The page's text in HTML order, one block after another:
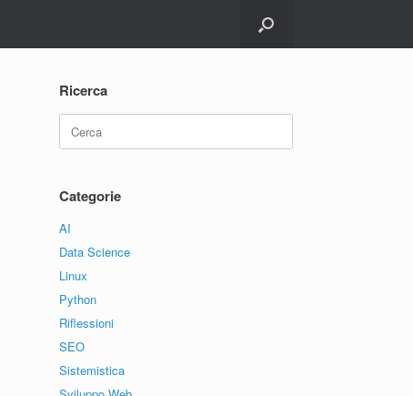
Ricerca
Ricerca
per:
Categorie
AI
Data Science
Linux
Python
Riflessioni
SEO
Sistemistica